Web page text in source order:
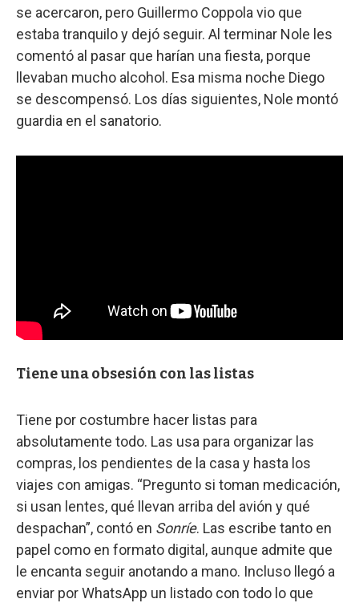
se acercaron, pero Guillermo Coppola vio que
estaba tranquilo y dejó seguir. Al terminar Nole les
comentó al pasar que harían una fiesta, porque
llevaban mucho alcohol. Esa misma noche Diego
se descompensó. Los días siguientes, Nole montó
guardia en el sanatorio.
Tiene una obsesión con las listas
Tiene por costumbre hacer listas para
absolutamente todo. Las usa para organizar las
compras, los pendientes de la casa y hasta los
viajes con amigas. “Pregunto si toman medicación,
si usan lentes, qué llevan arriba del avión y qué
despachan”, contó en Sonríe. Las escribe tanto en
papel como en formato digital, aunque admite que
le encanta seguir anotando a mano. Incluso llegó a
enviar por WhatsApp un listado con todo lo que